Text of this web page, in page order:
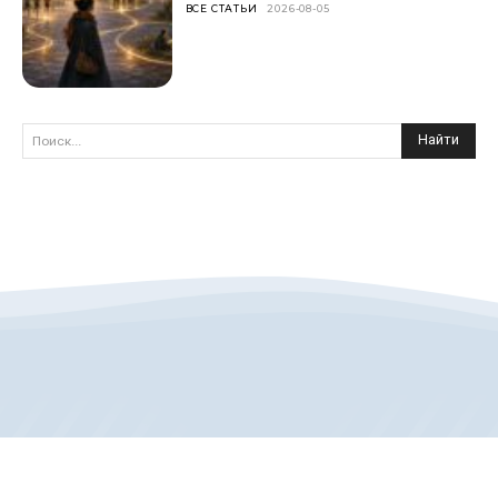
ВСЕ СТАТЬИ 2026-08-05
Поиск... Найти